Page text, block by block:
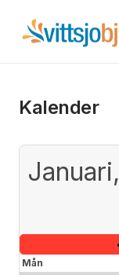
Kalender
Januari,
Mån